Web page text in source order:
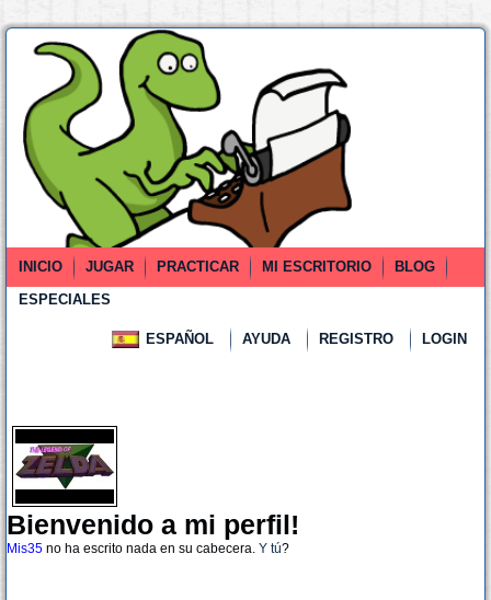
INICIO JUGAR PRACTICAR MI ESCRITORIO
BLOG
ESPECIALES
ESPAÑOL AYUDA REGISTRO LOGIN
Bienvenido a mi perfil!
Mis35 no ha escrito nada en su cabecera. Y tú?